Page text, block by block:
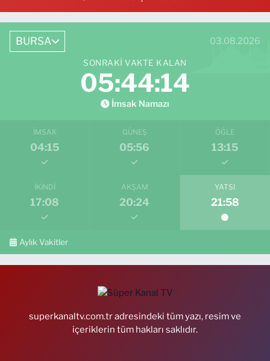
BURSA 03.08.2026
SONRAKI VAKTE KALAN
05:44:13
İmsak Namazı
İMSAK
04:15
GÜNEŞ
05:56
ÖĞLE
13:15
İKINDI
17:08
AKŞAM
20:24
YATSI
21:58
Aylık Vakitler
superkanaltv.com.tr adresindeki tüm yazı, resim ve
içeriklerin tüm hakları saklıdır.